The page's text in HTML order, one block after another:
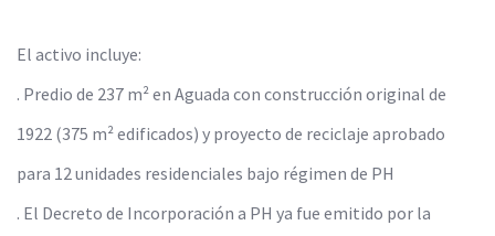
El activo incluye:
. Predio de 237 m² en Aguada con construcción original de
1922 (375 m² edificados) y proyecto de reciclaje aprobado
para 12 unidades residenciales bajo régimen de PH
. El Decreto de Incorporación a PH ya fue emitido por la